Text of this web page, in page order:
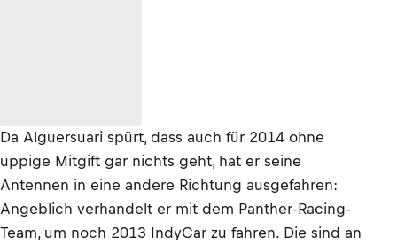
Da Alguersuari spürt, dass auch für 2014 ohne
üppige Mitgift gar nichts geht, hat er seine
Antennen in eine andere Richtung ausgefahren:
Angeblich verhandelt er mit dem Panther-Racing-
Team, um noch 2013 IndyCar zu fahren. Die sind an